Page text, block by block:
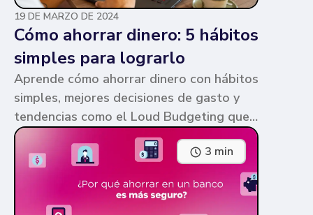
19 DE MARZO DE 2024
Cómo ahorrar dinero: 5 hábitos
simples para lograrlo
Aprende cómo ahorrar dinero con hábitos
simples, mejores decisiones de gasto y
tendencias como el Loud Budgeting que
pueden ayudarte a cumplir tus metas.
3 min